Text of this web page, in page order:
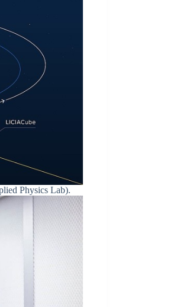
Physics Lab).